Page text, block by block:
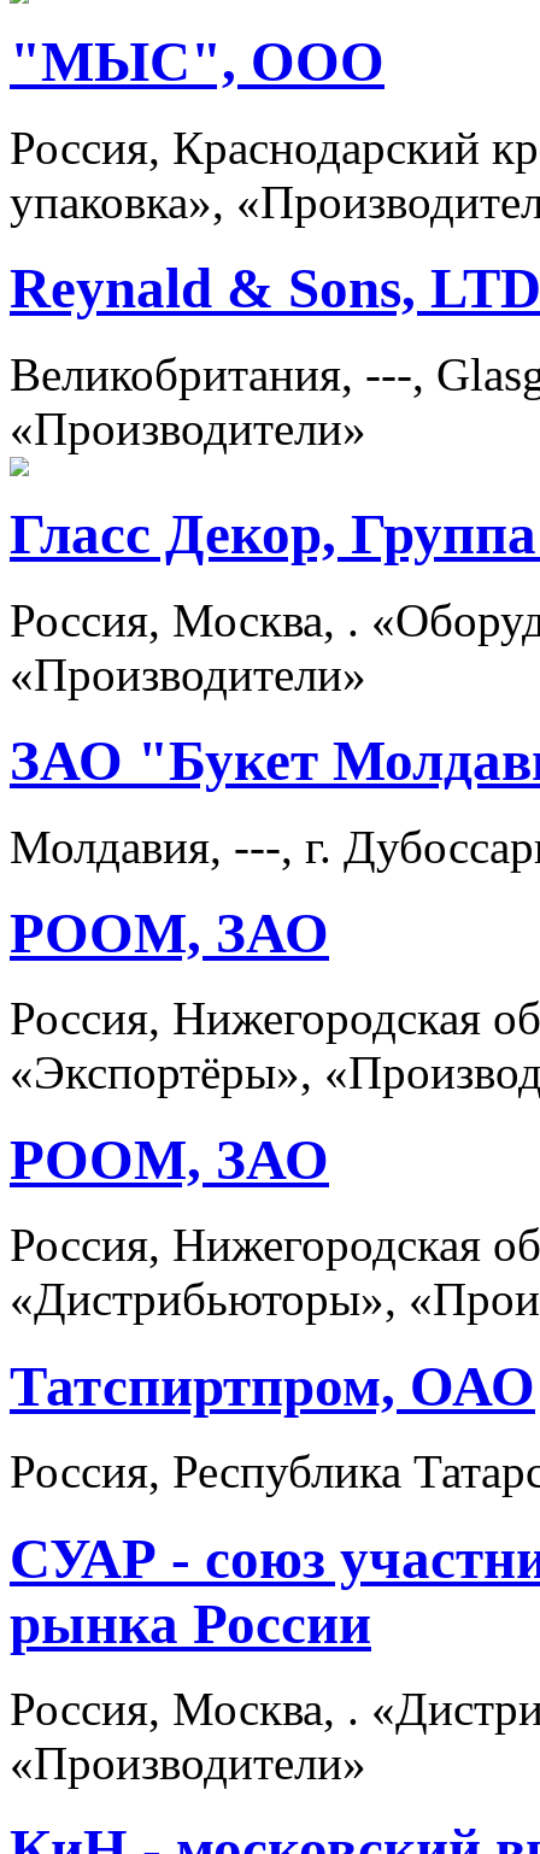
"МЫС", ООО
Россия, Краснодарский
упаковка»,
Reynald & Sons, LTD
Великобритания, ---,
«Производители»
Гласс Декор,
Россия, Москва, .
«Производители»
ЗАО "Букет
Молдавия, ---, г.
РООМ, ЗАО
Россия, Нижегородская
«Экспортёры»,
РООМ, ЗАО
Россия, Нижегородская
«Дистрибьюторы»,
Татспиртпром, ОАО
Россия, Республика
СУАР - союз
рынка России
Россия, Москва, .
«Производители»